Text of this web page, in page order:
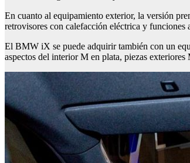
En cuanto al equipamiento exterior, la versión
retrovisores con calefacción eléctrica y funciones
El BMW iX se puede adquirir también con un
aspectos del interior M en plata, piezas